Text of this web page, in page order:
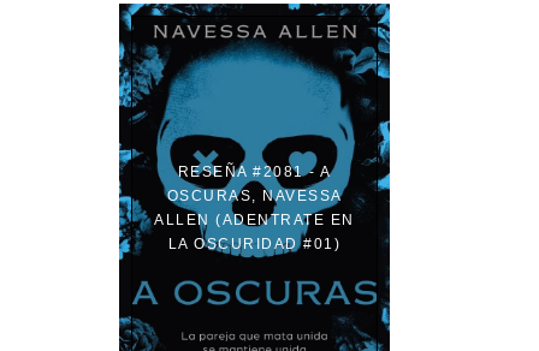
RESEÑA #2081 - A
OSCURAS, NAVESSA
ALLEN (ADENTRATE EN
LA OSCURIDAD #01)